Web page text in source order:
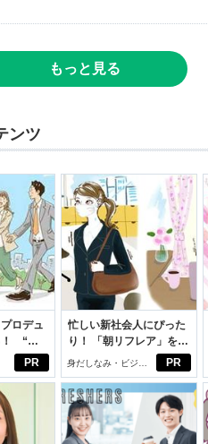
もっと見る
ンツ
PR
ロデュ
！ “ジ
PR
忙しい新社会人にぴった
り！ 「朝リフレア」をは
じめよう。しっかりニオ
イケアして24時間快適。
身だしなみ・ビジネ
スアイテム